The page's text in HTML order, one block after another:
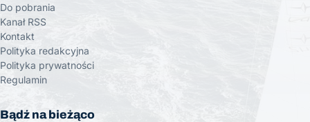
Do pobrania
Kanał RSS
Kontakt
Polityka redakcyjna
Polityka prywatności
Regulamin
Bądź na bieżąco